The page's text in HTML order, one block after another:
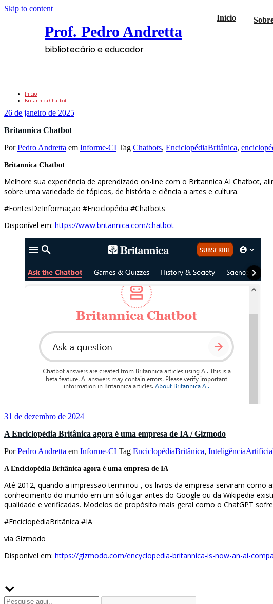
Skip to content
Prof. Pedro Andretta
bibliotecário e educador
Início
Início
Britannica Chatbot
26 de janeiro de 2025
Britannica Chatbot
PorPedro Andretta em Informe-CI Tag Chatbots, EnciclopédiaBritânica,
Britannica Chatbot
Melhore sua experiência de aprendizado on-line com o Britannica AI Chatbot,
sobre uma variedade de tópicos, de história e ciência a artes e cultura.
#FontesDeInformação #Enciclopédia #Chatbots
Disponível em: https://www.britannica.com/chatbot
31 de dezembro de 2024
A Enciclopédia Britânica agora é uma empresa de IA / Gizmodo
PorPedro Andretta em Informe-CI Tag EnciclopédiaBritânica,
A Enciclopédia Britânica agora é uma empresa de IA
Até 2012, quando a impressão terminou , os livros da empresa serviram
conhecimento do mundo em um só lugar antes do Google ou da Wikipedia
qualidade e verificadas. Modelos de propósito mais geral como o ChatGPT
#EnciclopédiaBritânica #IA
via Gizmodo
Disponível em: https://gizmodo.com/encyclopedia-britannica-is-now-an-ai-